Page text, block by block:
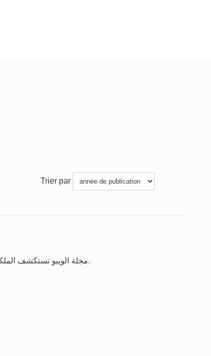
Trier par
مجلة الويبو تستكشف الملكية الفكرية والإبداع والابتكار في الميدان على الصعيد العالمي.